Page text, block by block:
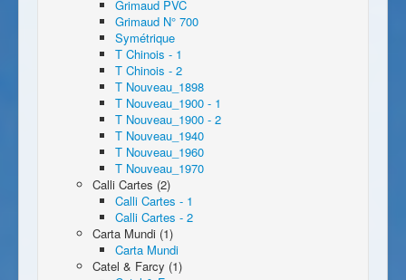
Grimaud PVC
Grimaud N° 700
Symétrique
T Chinois - 1
T Chinois - 2
T Nouveau_1898
T Nouveau_1900 - 1
T Nouveau_1900 - 2
T Nouveau_1940
T Nouveau_1960
T Nouveau_1970
Calli Cartes (2)
Calli Cartes - 1
Calli Cartes - 2
Carta Mundi (1)
Carta Mundi
Catel & Farcy (1)